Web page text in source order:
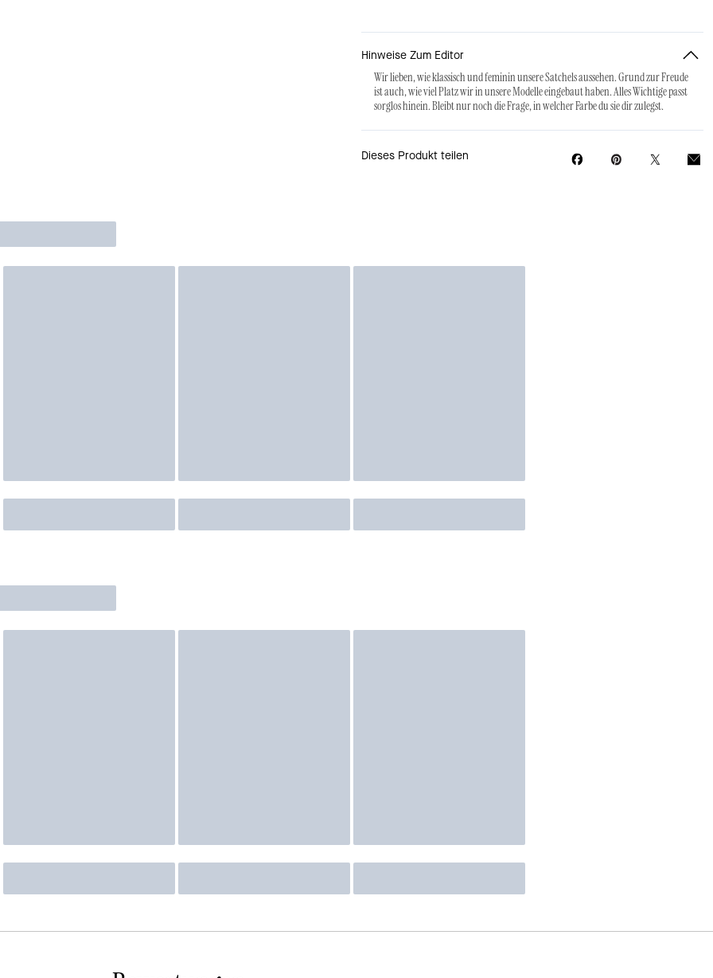
Hinweise Zum Editor
Wir lieben, wie klassisch und feminin unsere Satchels aussehen. Grund zur Freude
ist auch, wie viel Platz wir in unsere Modelle eingebaut haben. Alles Wichtige passt
sorglos hinein. Bleibt nur noch die Frage, in welcher Farbe du sie dir zulegst.
Dieses Produkt teilen